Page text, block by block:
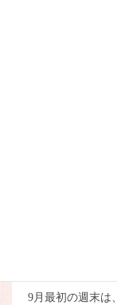
9月最初の週末は